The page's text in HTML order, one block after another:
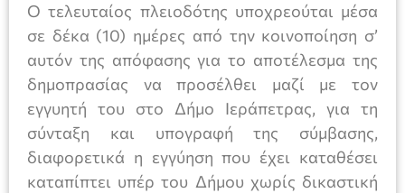
Ο τελευταίος πλειοδότης υποχρεούται μέσα
σε δέκα (10) ημέρες από την κοινοποίηση σ’
αυτόν της απόφασης για το αποτέλεσμα της
δημοπρασίας να προσέλθει μαζί με τον
εγγυητή του στο Δήμο Ιεράπετρας, για τη
σύνταξη και υπογραφή της σύμβασης,
διαφορετικά η εγγύηση που έχει καταθέσει
καταπίπτει υπέρ του Δήμου χωρίς δικαστική